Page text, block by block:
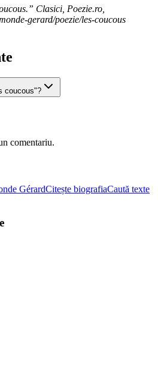
Clasici, Poezie.ro,
gerard/poezie/les-coucous
coucous"?
comentariu.
GérardCitește biografiaCaută texte